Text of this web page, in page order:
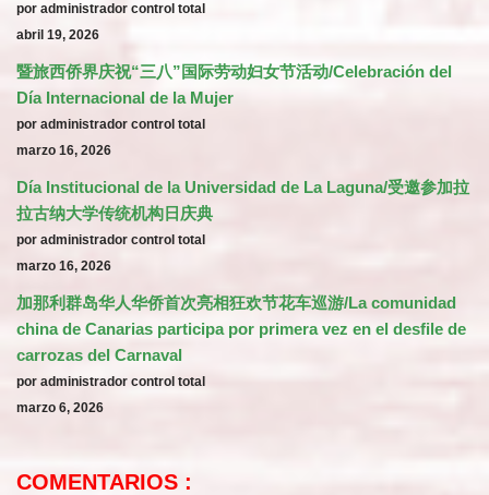
por administrador control total
abril 19, 2026
暨旅西侨界庆祝“三八”国际劳动妇女节活动/Celebración del
Día Internacional de la Mujer
por administrador control total
marzo 16, 2026
Día Institucional de la Universidad de La Laguna/受邀参加拉
拉古纳大学传统机构日庆典
por administrador control total
marzo 16, 2026
加那利群岛华人华侨首次亮相狂欢节花车巡游/La comunidad
china de Canarias participa por primera vez en el desfile de
carrozas del Carnaval
por administrador control total
marzo 6, 2026
COMENTARIOS :